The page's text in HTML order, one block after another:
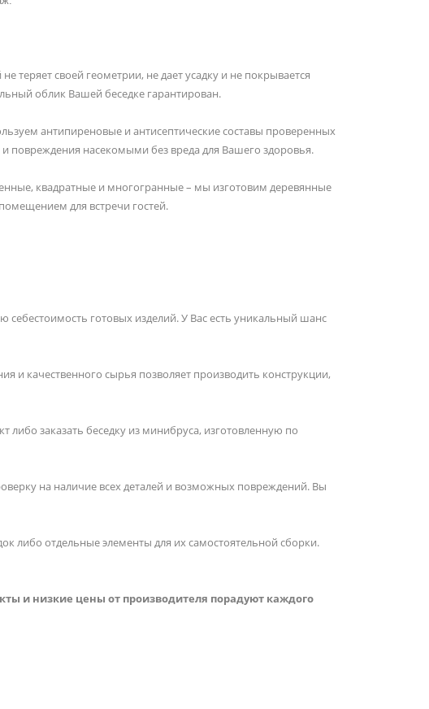
теряет своей геометрии, не дает усадку и не покрывается
облик Вашей беседке гарантирован.
антипиреновые и антисептические составы проверенных
повреждения насекомыми без вреда для Вашего здоровья.
квадратные и многогранные – мы изготовим деревянные
для встречи гостей.
себестоимость готовых изделий. У Вас есть уникальный шанс
и качественного сырья позволяет производить конструкции,
либо заказать беседку из минибруса, изготовленную по
на наличие всех деталей и возможных повреждений. Вы
либо отдельные элементы для их самостоятельной сборки.
и низкие цены от производителя порадуют каждого